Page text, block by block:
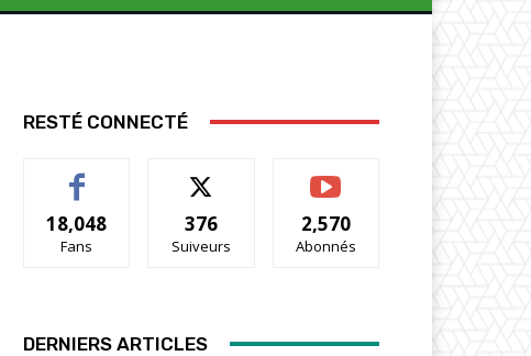
RESTÉ CONNECTÉ
18,048
Fans
376
Suiveurs
2,570
Abonnés
DERNIERS ARTICLES